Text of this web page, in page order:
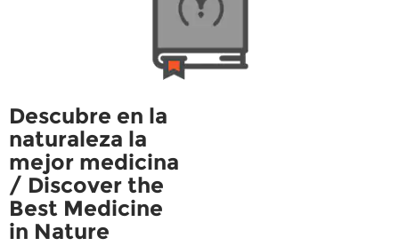
Descubre en la
naturaleza la
mejor medicina
/ Discover the
Best Medicine
in Nature